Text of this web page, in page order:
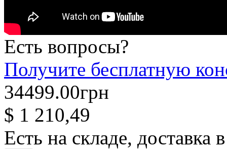
Есть вопросы?
Получите бесплатную
34499.00грн
$ 1 210,49
Есть на складе, доставка